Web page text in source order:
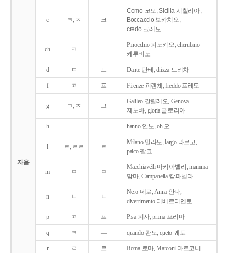
자음
c ㅋ, ㅊ 크
Como 코모, Sicilia 시칠리아,
Boccaccio 보카치오,
credo 크레도
ch ㅋ ―
Pinocchio 피노키오, cherubino
케루비노
d ㄷ 드 Dante 단테, drizza 드리차
f ㅍ 프 Firenze 피렌체, freddo 프레도
g ㄱ, ㅈ 그
Galileo 갈릴레오, Genova
제노바, gloria 글로리아
h ― ― hanno 안노, oh 오
l ㄹ, ㄹㄹ ㄹ
Milano 밀라노, largo 라르고,
palco 팔코
m ㅁ ㅁ
Macchiavelli 마키아벨리, mamma
맘마, Campanella 캄파넬라
n ㄴ ㄴ
Nero 네로, Anna 안나,
divertimento 디베르티멘토
p ㅍ 프 Pisa 피사, prima 프리마
q ㅋ ― quando 콴도, queto 퀘토
r ㄹ 르 Roma 로마, Marconi 마르코니